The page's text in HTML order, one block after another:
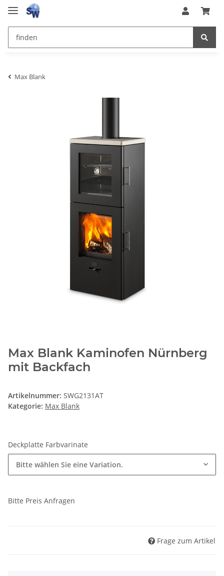
Max Blank
Max Blank Kaminofen Nürnberg
mit Backfach
Artikelnummer: SWG2131AT
Kategorie: Max Blank
Deckplatte Farbvarinate
Bitte wählen Sie eine Variation.
Bitte Preis Anfragen
Frage zum Artikel